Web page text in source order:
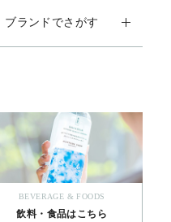
ブランドでさがす
BEVERAGE & FOODS
飲料・食品はこちら